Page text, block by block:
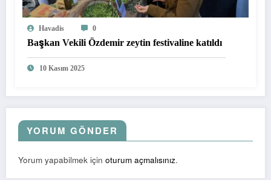
Havadis 0
Başkan Vekili Özdemir zeytin festivaline katıldı
10 Kasım 2025
YORUM GÖNDER
Yorum yapabilmek için oturum açmalısınız.